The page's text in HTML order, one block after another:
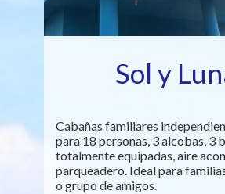
Sol y
Cabañas familiares
para 18 personas, 3 alcobas, 3
totalmente equipadas, aire
parqueadero. Ideal para
o grupo de amigos.